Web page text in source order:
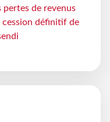
pertes de revenus
cession définitif de